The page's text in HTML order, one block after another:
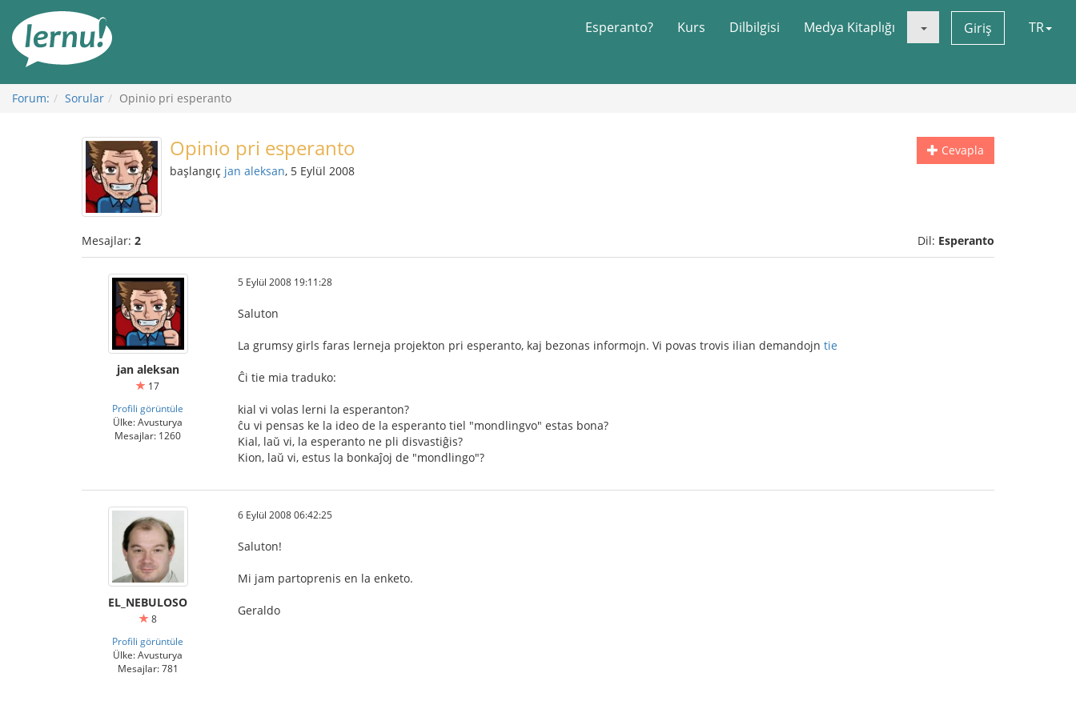
Görüntüleme
Esperanto? Kurs Dilbilgisi Medya Kitaplığı Giriş TR
Forum: Sorular Opinio pri esperanto
Cevapla
Opinio pri esperanto
başlangıç jan aleksan, 5 Eylül 2008
Mesajlar: 2 Dil: Esperanto
jan aleksan
17
Profili görüntüle
Ülke: Avusturya
Mesajlar: 1260
5 Eylül 2008 19:11:28
Saluton
La grumsy girls faras lerneja projekton pri esperanto, kaj bezonas informojn. Vi povas trovis ilian demandojn tie
Ĉi tie mia traduko:
kial vi volas lerni la esperanton?
ĉu vi pensas ke la ideo de la esperanto tiel "mondlingvo" estas bona?
Kial, laŭ vi, la esperanto ne pli disvastiĝis?
Kion, laŭ vi, estus la bonkaĵoj de "mondlingo"?
EL_NEBULOSO
8
Profili görüntüle
Ülke: Avusturya
Mesajlar: 781
6 Eylül 2008 06:42:25
Saluton!
Mi jam partoprenis en la enketo.
Geraldo